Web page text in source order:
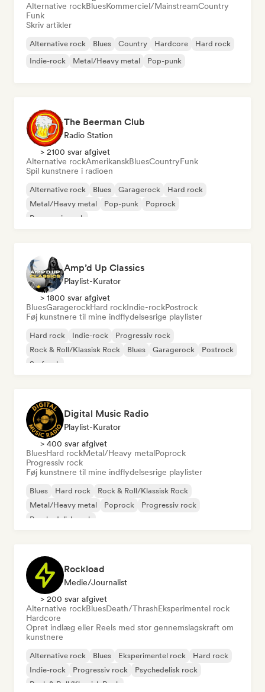
Alternative rockBluesKommerciel/MainstreamCountry
Funk
Skriv artikler
Alternative rock Blues Country Hardcore
Hard rock
Indie-rock
Metal/Heavy metal Pop-punk
The Beerman Club
Radio Station
> 2100 svar afgivet
Alternative rockAmerikanskBluesCountryFunk
Spil kunstnere i radioen
Alternative rock Blues Garagerock
Hard rock
Metal/Heavy metal
Pop-punk
Poprock
Progressiv rock
Amp’d Up Classics
Playlist-Kurator
> 1800 svar afgivet
BluesGaragerockHard rockIndie-rockPostrock
Føj kunstnere til mine indflydelsesrige playlister
Hard rock Indie-rock
Progressiv rock
Rock & Roll/Klassisk Rock
Blues Garagerock
Postrock
Surfrock
Digital Music Radio
Playlist-Kurator
> 400 svar afgivet
BluesHard rockMetal/Heavy metalPoprock
Progressiv rock
Føj kunstnere til mine indflydelsesrige playlister
Blues Hard rock
Rock & Roll/Klassisk Rock
Metal/Heavy metal
Poprock
Progressiv rock
Psychedelisk rock
Rockload
Medie/journalist
> 200 svar afgivet
Alternative rockBluesDeath/ThrashEksperimentel rock
Hardcore
Opret indlæg eller Reels med stor gennemslagskraft om
kunstnere
Alternative rock Blues Eksperimentel rock
Hard rock
Indie-rock
Progressiv rock
Psychedelisk rock
Rock & Roll/Klassisk Rock